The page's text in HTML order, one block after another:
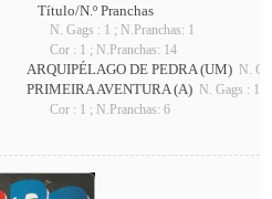
Título/N.º Pranchas
N. Gags : 1 ; N.Pranchas: 1
Cor : 1 ; N.Pranchas: 14
ARQUIPÉLAGO DE PEDRA (UM) N.
PRIMEIRA AVENTURA (A) N. Gags : 1 ;
Cor : 1 ; N.Pranchas: 6